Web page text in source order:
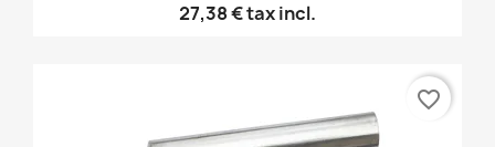
27,38 €tax incl.
favorite_border